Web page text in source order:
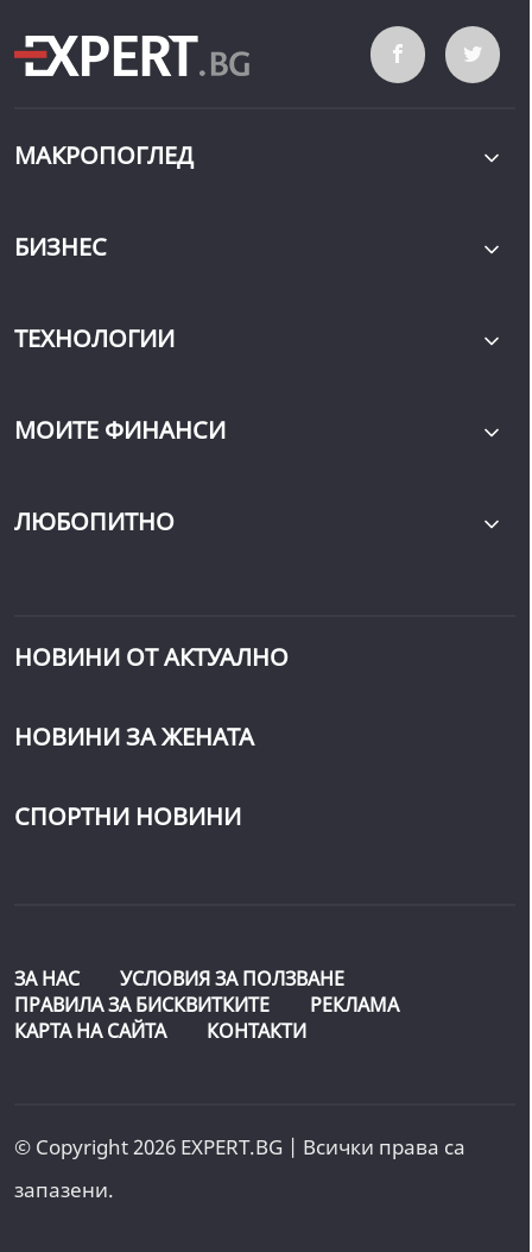
МАКРОПОГЛЕД
БИЗНЕС
ТЕХНОЛОГИИ
МОИТЕ ФИНАНСИ
ЛЮБОПИТНО
НОВИНИ ОТ АКТУАЛНО
НОВИНИ ЗА ЖЕНАТА
СПОРТНИ НОВИНИ
ЗА НАС
УСЛОВИЯ ЗА ПОЛЗВАНЕ
ПРАВИЛА ЗА БИСКВИТКИТЕ
РЕКЛАМА
КАРТА НА САЙТА
КОНТАКТИ
© Copyright 2026 EXPERT.BG | Всички права са
запазени.